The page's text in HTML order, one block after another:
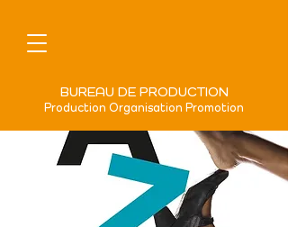
BUREAU DE PRODUCTION
Production Organisation Promotion